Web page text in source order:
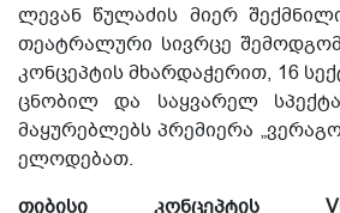
ლევან წულაძის მიერ
თეატრალური სივრცე
კონცეპტის მხარდაჭერით, 16
ცნობილ და საყვარელ
მაყურებლებს პრემიერა
ელოდებათ.
თიბისი კონცეპტის